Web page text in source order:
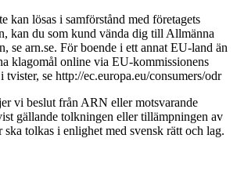
kan lösas i samförstånd med företagets
kan du som kund vända dig till Allmänna
se arn.se. För boende i ett annat EU-land än
klagomål online via EU-kommissionens
se http://ec.europa.eu/consumers/odr
vi beslut från ARN eller motsvarande
gällande tolkningen eller tillämpningen av
tolkas i enlighet med svensk rätt och lag.